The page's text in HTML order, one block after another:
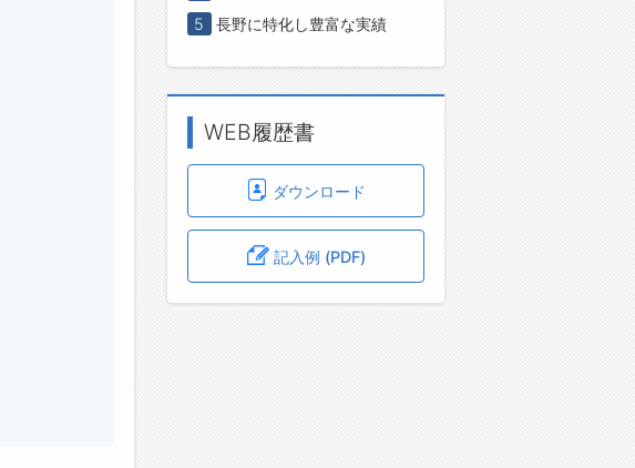
5
長野に特化し豊富な実績
WEB履歴書
ダウンロード
記入例 (PDF)